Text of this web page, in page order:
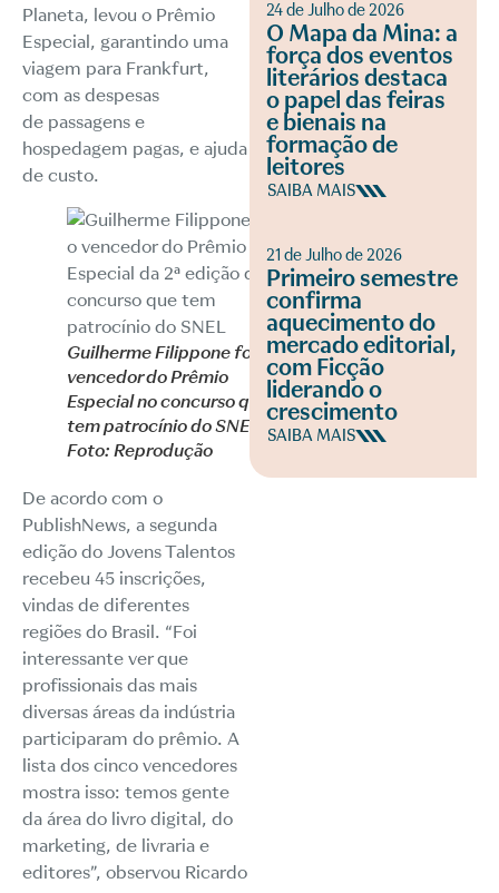
Planeta, levou o Prêmio
Especial, garantindo uma
viagem para Frankfurt,
com as despesas
de passagens e
hospedagem pagas, e ajuda
de custo.
Guilherme Filippone foi o
vencedor do Prêmio
Especial no concurso que
tem patrocínio do SNEL |
Foto: Reprodução
De acordo com o
PublishNews, a segunda
edição do Jovens Talentos
recebeu 45 inscrições,
vindas de diferentes
regiões do Brasil. “Foi
interessante ver que
profissionais das mais
diversas áreas da indústria
participaram do prêmio. A
lista dos cinco vencedores
mostra isso: temos gente
da área do livro digital, do
marketing, de livraria e
editores”, observou Ricardo
24 de Julho de 2026
O Mapa da Mina: a
força dos eventos
literários destaca
o papel das feiras
e bienais na
formação de
leitores
SAIBA MAIS
21 de Julho de 2026
Primeiro semestre
confirma
aquecimento do
mercado editorial,
com Ficção
liderando o
crescimento
SAIBA MAIS